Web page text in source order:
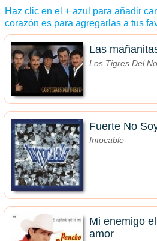
Haz clic en el + azul para añadir
corazón es para agregarlas a tus
Las
Los Tigres Del
Fuerte No
Intocable
Mi enemigo el
amor